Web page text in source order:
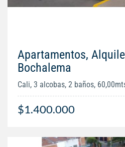
Apartamentos,
Bochalema
Cali, 3 alcobas, 2 baños,
$1.400.000